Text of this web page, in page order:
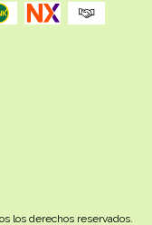
los derechos reservados.